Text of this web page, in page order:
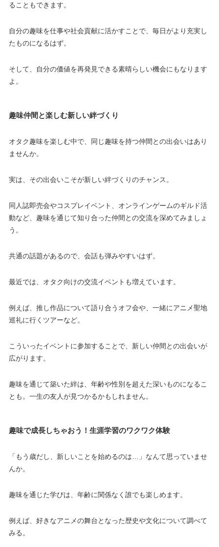
ることもできます。
自分の趣味を仕事や社会貢献に活かすことで、毎日がより充実し
たものになるはず。
そして、自分の価値を再発見できる素晴らしい機会にもなります
よ。
趣味仲間と楽しむ新しい絆づくり
オタク趣味を楽しむ中で、同じ趣味を持つ仲間との出会いはあり
ませんか。
実は、その出会いこそが新しい絆づくりのチャンス。
同人誌即売会やコスプレイベント、オンラインゲームのギルド活
動など、趣味を通じて知り合った仲間との交流を深めてみましょ
う。
共通の話題があるので、会話も弾みやすいはず。
最近では、オタク向けの交流イベントも増えています。
例えば、推し作品について語り合うオフ会や、一緒にアニメ聖地
巡礼に行くツアーなど。
こういったイベントに参加することで、新しい仲間との出会いが
広がります。
趣味を通じて築いた絆は、年齢や性別を超えた深いものになるこ
とも。一生の友人が見つかるかもしれません。
趣味で成長しちゃおう！生涯学習のワクワク体験
「もう歳だし、新しいことを始めるのは…」なんて思っていませ
んか。
趣味を通じた学びは、年齢に関係なく誰でも楽しめます。
例えば、好きなアニメの舞台となった歴史や文化について調べて
みる。